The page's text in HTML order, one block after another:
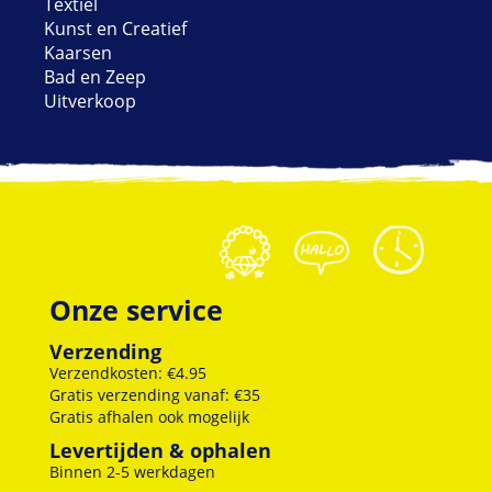
Kunst en Creatief
Kaarsen
Bad en Zeep
Uitverkoop
Onze service
Verzending
Verzendkosten: €4.95
Gratis verzending vanaf: €35
Gratis afhalen ook mogelijk
Levertijden & ophalen
Binnen 2-5 werkdagen